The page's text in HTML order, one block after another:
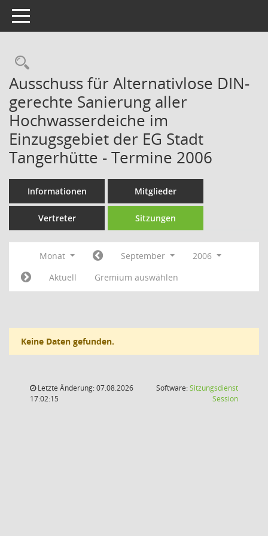
Toggle navigation
Rechercheauswahl
Ausschuss für Alternativlose DIN-
gerechte Sanierung aller
Hochwasserdeiche im
Einzugsgebiet der EG Stadt
Tangerhütte - Termine 2006
Informationen Mitglieder
Vertreter Sitzungen
Monat September
2006
Aktuell
Gremium auswählen
Keine Daten gefunden.
Letzte Änderung: 07.08.2026
17:02:15
Software:Sitzungsdienst
Session(Wird in